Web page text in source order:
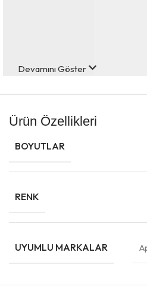
Devamını Göster
Ürün Özellikleri
BOYUTLAR
RENK
UYUMLU MARKALAR